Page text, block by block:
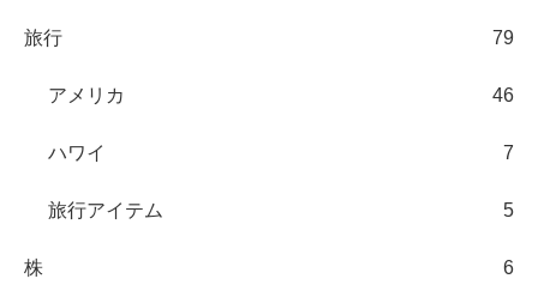
旅行 79
アメリカ 46
ハワイ 7
旅行アイテム 5
株 6